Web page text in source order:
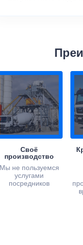
Своё
производство
Мы не пользуемся
услугами
посредников